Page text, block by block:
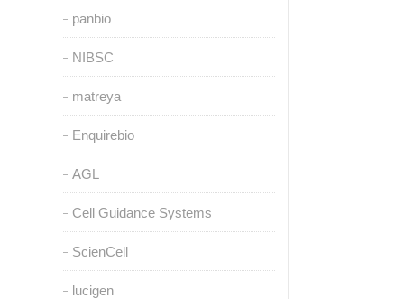
panbio
NIBSC
matreya
Enquirebio
AGL
Cell Guidance Systems
ScienCell
lucigen